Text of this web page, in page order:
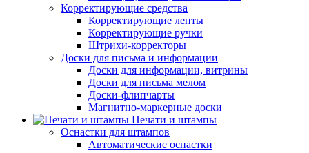
Корректирующие средства
Корректирующие ленты
Корректирующие ручки
Штрихи-корректоры
Доски для письма и информации
Доски для информации, витрины
Доски для письма мелом
Доски-флипчарты
Магнитно-маркерные доски
Печати и штампы
Оснастки для штампов
Автоматические оснастки